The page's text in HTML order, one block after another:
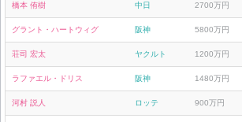
橋本 侑樹 中日 2700万円
グラント・ハートウィグ 阪神 5800万円
荘司 宏太 ヤクルト 1200万円
ラファエル・ドリス 阪神 1480万円
河村 説人 ロッテ 900万円